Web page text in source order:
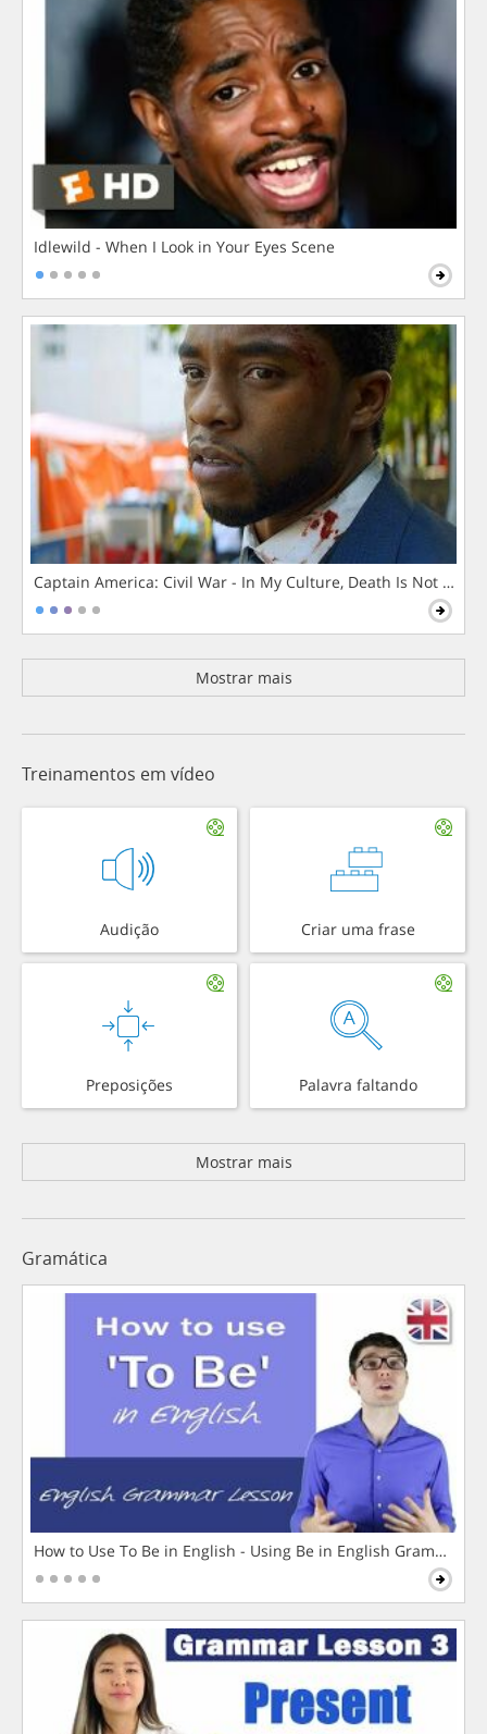
Idlewild - When I Look in Your Eyes Scene
Captain America: Civil War - In My Culture, Death Is Not The
Mostrar mais
Treinamentos em vídeo
Audição Criar uma frase
Preposições Palavra faltando
Mostrar mais
Gramática
How to Use To Be in English - Using Be in English Grammar